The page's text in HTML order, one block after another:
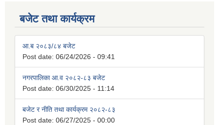
बजेट तथा कार्यक्रम
आ.ब २०८३/८४ बजेट
Post date: 06/24/2026 - 09:41
नगरपालिका आ.व २०८२-८३ बजेट
Post date: 06/30/2025 - 11:14
बजेट र नीति तथा कार्यक्रम २०८२-८३
Post date: 06/27/2025 - 00:00